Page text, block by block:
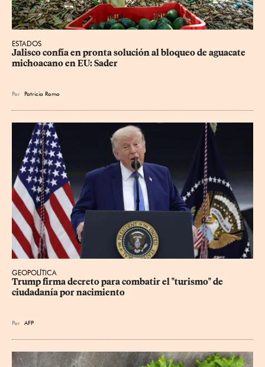
ESTADOS
Jalisco confía en pronta solución al bloqueo de aguacate
michoacano en EU: Sader
Por Patricia Romo
GEOPOLÍTICA
Trump firma decreto para combatir el "turismo" de
ciudadanía por nacimiento
Por AFP